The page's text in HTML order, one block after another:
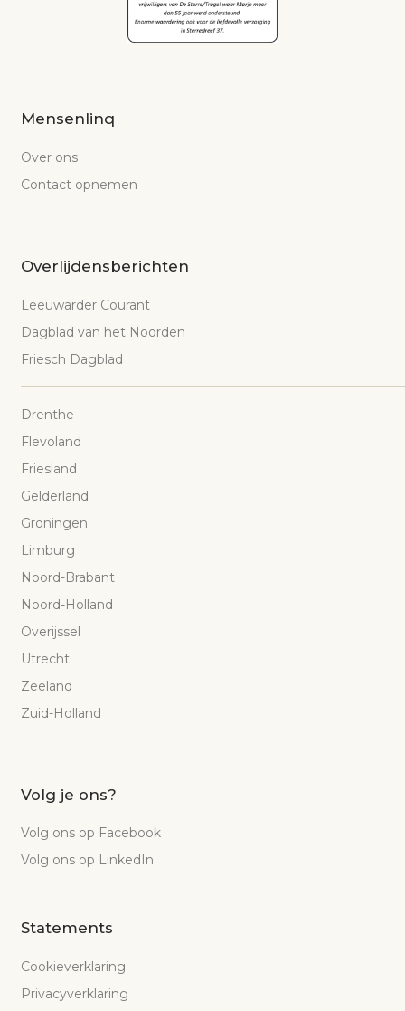
Mensenlinq
Over ons
Contact opnemen
Overlijdensberichten
Leeuwarder Courant
Dagblad van het Noorden
Friesch Dagblad
Drenthe
Flevoland
Friesland
Gelderland
Groningen
Limburg
Noord-Brabant
Noord-Holland
Overijssel
Utrecht
Zeeland
Zuid-Holland
Volg je ons?
Volg ons op Facebook
Volg ons op LinkedIn
Statements
Cookieverklaring
Privacyverklaring